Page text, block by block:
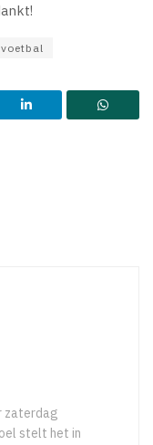
voetbal
zaterdag
stelt het in